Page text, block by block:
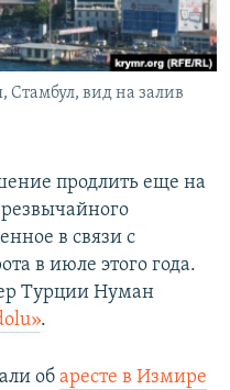
вид на залив
продлить еще на
в связи с
в июле этого года.
Турции Нуман
.
об аресте в Измире